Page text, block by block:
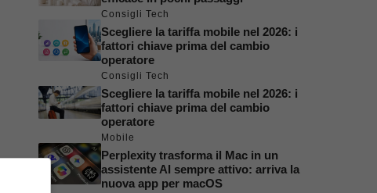
Consigli Tech
Scegliere la tariffa mobile nel 2026: i
fattori chiave prima del cambio
operatore
Consigli Tech
Scegliere la tariffa mobile nel 2026: i
fattori chiave prima del cambio
operatore
Mobile
Perplexity trasforma il Mac in un
assistente AI sempre attivo: arriva la
nuova app per macOS